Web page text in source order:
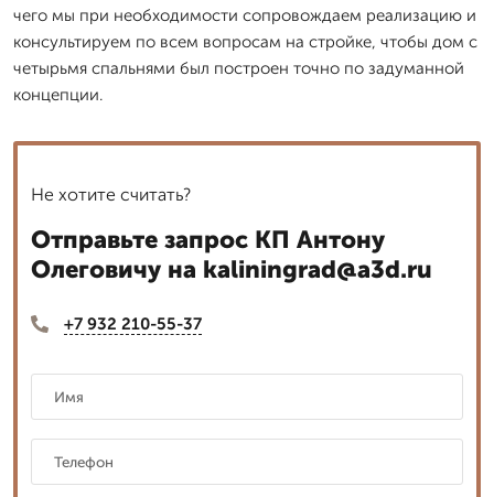
чего мы при необходимости сопровождаем реализацию и
консультируем по всем вопросам на стройке, чтобы дом с
четырьмя спальнями был построен точно по задуманной
концепции.
Не хотите считать?
Отправьте запрос КП Антону
Олеговичу на kaliningrad@a3d.ru
+7 932 210-55-37